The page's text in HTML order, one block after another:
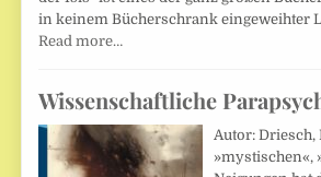
in keinem Bücherschrank eingeweihter
Read more…
Wissenschaftliche
Autor: Driesch,
»mystischen«,